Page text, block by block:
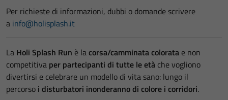
Per richieste di informazioni, dubbi o domande scrivere
a info@holisplash.it
La Holi Splash Run è lacorsa/camminata colorata e non
competitiva per partecipanti di tutte le età che vogliono
divertirsi e celebrare un modello di vita sano: lungo il
percorso i disturbatori inonderanno di colore i corridori.